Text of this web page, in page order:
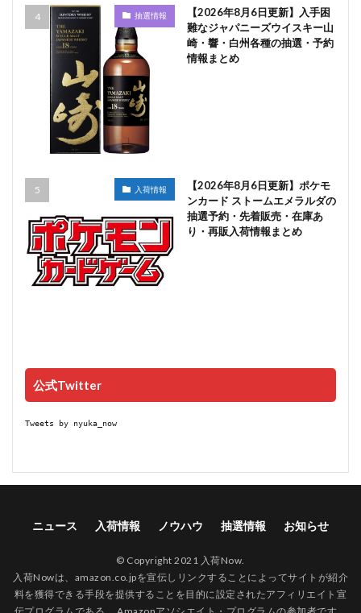
抽選情報
【2026年8月6日更新】入手困
難なジャパニーズウイスキー山
崎・響・白州各種の抽選・予約
情報まとめ
入荷情報
【2026年8月6日更新】ポケモ
ンカード ストームエメラルダの
抽選予約・先着販売・在庫あ
り・再販入荷情報まとめ
公式Twitter
Tweets by nyuka_now
ニュース 入荷情報 ノウハウ 抽選情報 お知らせ
© Copyright 2021 入荷Now.
入荷Nowは、amazon.co.jpを宣伝しリンクすることによってサイトが紹介
料を獲得できる手段を提供することを目的に設定されたアフィリエイト宣
伝プログラムである、 Amazonアソシエイト・プログラムの参加者です。